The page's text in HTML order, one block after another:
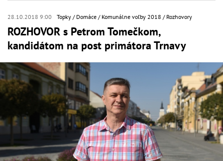
28.10.2018 9:00 Topky Domáce Komunálne voľby 2018 Rozhovory
ROZHOVOR s Petrom Tomečkom,
kandidátom na post primátora Trnavy